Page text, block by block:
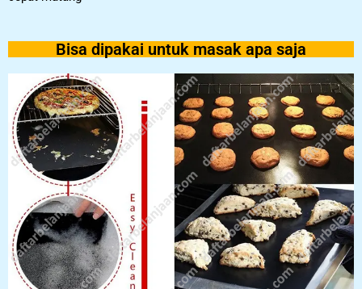
Bisa dipakai untuk masak apa saja